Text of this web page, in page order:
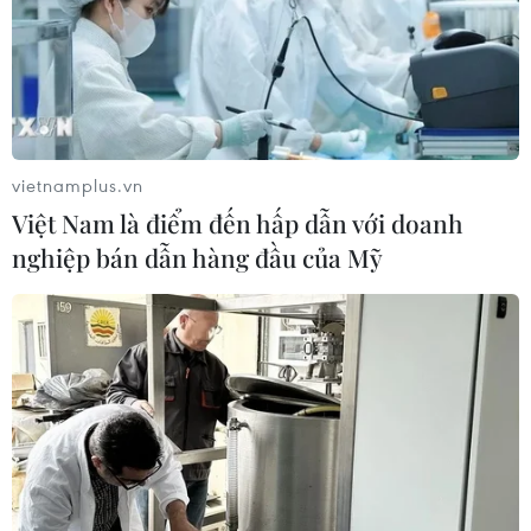
ứng phó với biến đổi khí hậu, phát triển bền vững là
những trọng tâm ưu tiên hàng đầu.
“Room” ngoại và câu chuyện nâng hạng
thị trường chứng khoán Việt Nam
vietnamplus.vn
Việt Nam là điểm đến hấp dẫn với doanh
nghiệp bán dẫn hàng đầu của Mỹ